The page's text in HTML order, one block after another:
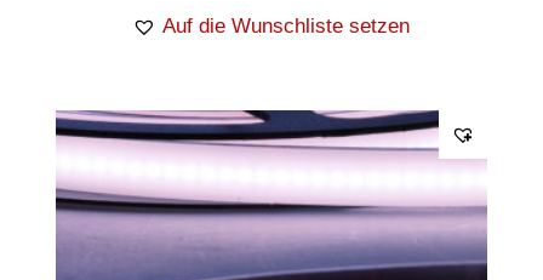
Auf die Wunschliste setzen